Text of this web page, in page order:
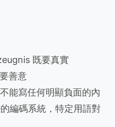
既要真實
善意
能寫任何明顯負面的內
編碼系統，特定用語對